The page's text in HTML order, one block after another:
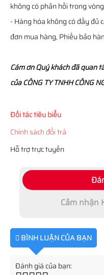
không có phản hồi trong
- Hàng hóa không có đầy đủ
đơn mua hàng, Phiếu bảo
Cám ơn Quý khách đã quan
của CÔNG TY TNHH CÔNG
Đối tác tiêu biểu
Chính sách đổi trả
Hỗ trợ trực tuyến
Cảm nhận
BÌNH LUẬN CỦA BẠN
Đánh giá của bạn: